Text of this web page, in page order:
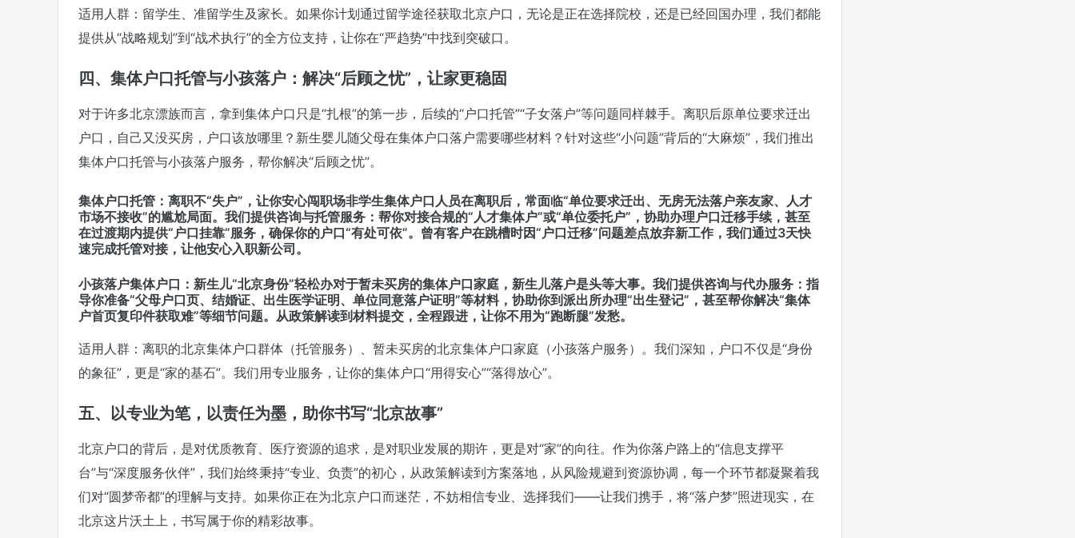
适用人群：留学生、准留学生及家长。如果你计划通过留学途径获取北京户口，无论是正在选择院校，还是已经回国办理，我们都能
提供从“战略规划”到“战术执行”的全方位支持，让你在“严趋势”中找到突破口。
四、集体户口托管与小孩落户：解决“后顾之忧”，让家更稳固
对于许多北京漂族而言，拿到集体户口只是“扎根”的第一步，后续的“户口托管”“子女落户”等问题同样棘手。离职后原单位要求迁出
户口，自己又没买房，户口该放哪里？新生婴儿随父母在集体户口落户需要哪些材料？针对这些“小问题”背后的“大麻烦”，我们推出
集体户口托管与小孩落户服务，帮你解决“后顾之忧”。
集体户口托管：离职不“失户”，让你安心闯职场非学生集体户口人员在离职后，常面临“单位要求迁出、无房无法落户亲友家、人才
市场不接收”的尴尬局面。我们提供咨询与托管服务：帮你对接合规的“人才集体户”或“单位委托户”，协助办理户口迁移手续，甚至
在过渡期内提供“户口挂靠”服务，确保你的户口“有处可依”。曾有客户在跳槽时因“户口迁移”问题差点放弃新工作，我们通过3天快
速完成托管对接，让他安心入职新公司。
小孩落户集体户口：新生儿“北京身份”轻松办对于暂未买房的集体户口家庭，新生儿落户是头等大事。我们提供咨询与代办服务：指
导你准备“父母户口页、结婚证、出生医学证明、单位同意落户证明”等材料，协助你到派出所办理“出生登记”，甚至帮你解决“集体
户首页复印件获取难”等细节问题。从政策解读到材料提交，全程跟进，让你不用为“跑断腿”发愁。
适用人群：离职的北京集体户口群体（托管服务）、暂未买房的北京集体户口家庭（小孩落户服务）。我们深知，户口不仅是“身份
的象征”，更是“家的基石”。我们用专业服务，让你的集体户口“用得安心”“落得放心”。
五、以专业为笔，以责任为墨，助你书写“北京故事”
北京户口的背后，是对优质教育、医疗资源的追求，是对职业发展的期许，更是对“家”的向往。作为你落户路上的“信息支撑平
台”与“深度服务伙伴”，我们始终秉持“专业、负责”的初心，从政策解读到方案落地，从风险规避到资源协调，每一个环节都凝聚着我
们对“圆梦帝都”的理解与支持。如果你正在为北京户口而迷茫，不妨相信专业、选择我们——让我们携手，将“落户梦”照进现实，在
北京这片沃土上，书写属于你的精彩故事。